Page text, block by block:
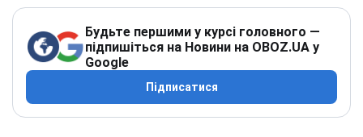
Будьте першими у курсі головного —
підпишіться на Новини на OBOZ.UA у
Google
Підписатися